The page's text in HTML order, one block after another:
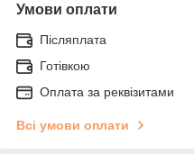
Умови оплати
Післяплата
Готівкою
Оплата за реквізитами
Всі умови оплати